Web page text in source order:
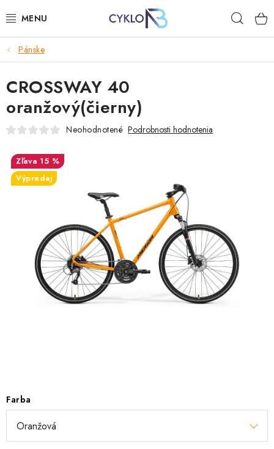
na
E-BIKE
BICYKLE
DOPLNKY
NÁHRADNÉ DIELY
PRILBY
TRETRY
TABUĽKA VEĽKOSTÍ BICYKLOV
Tabuľka veľkostí bicyklov
Návod SHIMANO
Pánske
Farba
CROSSWAY 40
oranžový(čierny)
Neohodnotené Podrobnosti hodnotenia
15 %
Výpredaj